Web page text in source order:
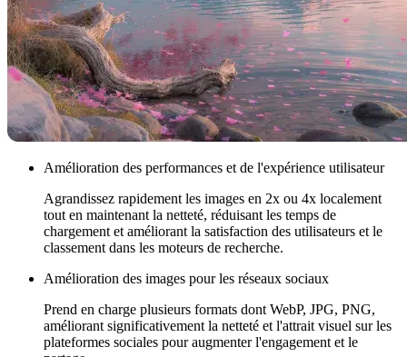
Amélioration des performances et de l'expérience utilisateur
Agrandissez rapidement les images en 2x ou 4x localement
tout en maintenant la netteté, réduisant les temps de
chargement et améliorant la satisfaction des utilisateurs et le
classement dans les moteurs de recherche.
Amélioration des images pour les réseaux sociaux
Prend en charge plusieurs formats dont WebP, JPG, PNG,
améliorant significativement la netteté et l'attrait visuel sur les
plateformes sociales pour augmenter l'engagement et le